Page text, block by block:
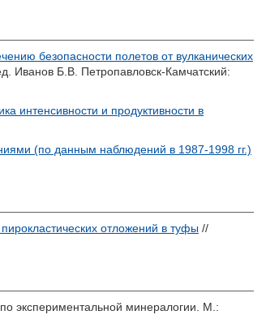
безопасности полетов от вулканических
Иванов Б.В. Петропавловск-Камчатский:
интенсивности и продуктивности в
(по данным наблюдений в 1987-1998 гг.)
отложений в туфы //
экспериментальной минералогии. М.: